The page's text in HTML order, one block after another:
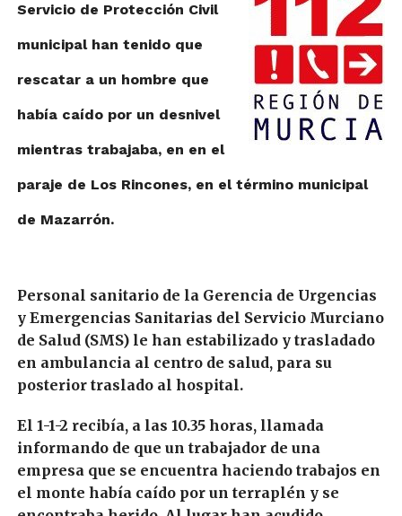
Servicio de Protección Civil
municipal han tenido que
rescatar a un hombre que
había caído por un desnivel
mientras trabajaba, en en el
paraje de Los Rincones, en el término municipal
de Mazarrón.
Personal sanitario de la Gerencia de Urgencias
y Emergencias Sanitarias del Servicio Murciano
de Salud (SMS) le han estabilizado y trasladado
en ambulancia al centro de salud, para su
posterior traslado al hospital.
El 1-1-2 recibía, a las 10.35 horas, llamada
informando de que un trabajador de una
empresa que se encuentra haciendo trabajos en
el monte había caído por un terraplén y se